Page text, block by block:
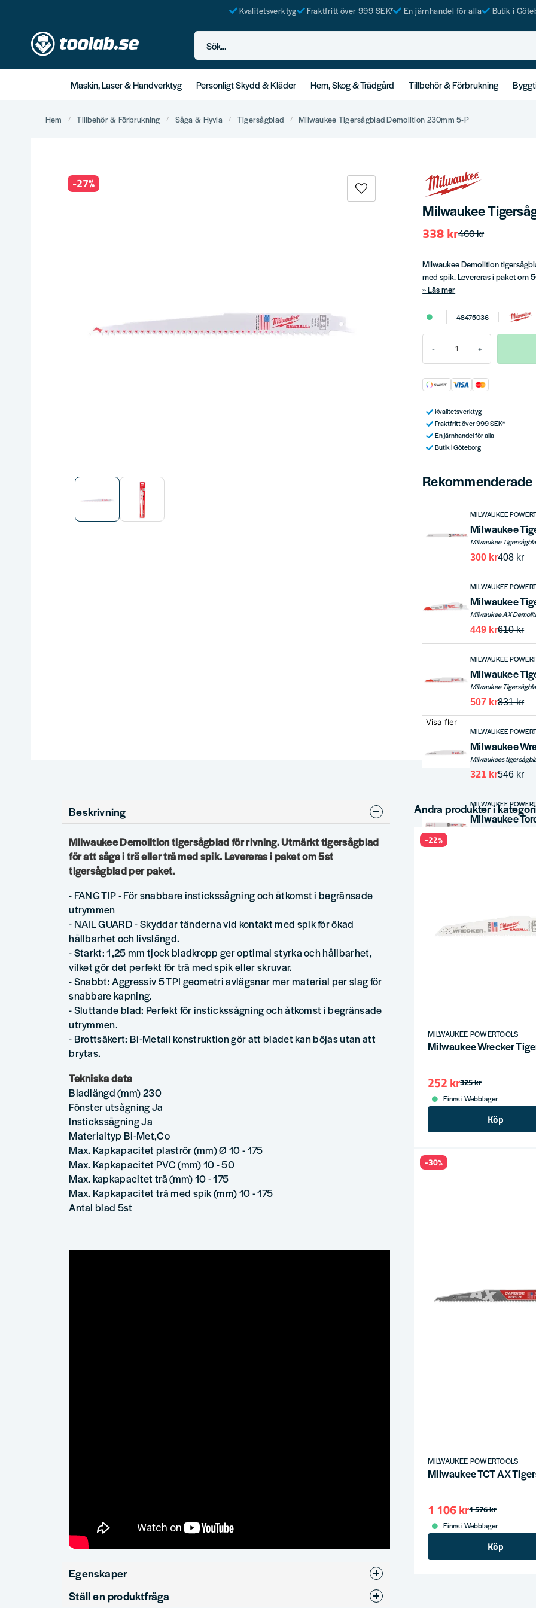
Kvalitetsverktyg Fraktfritt över 999 SEK* En järnhandel för alla Butik i
Sök...
Maskin, Laser & Handverktyg Personligt Skydd & Kläder Hem, Skog & Trädgård Tillbehör & Förbrukning
Hem Tillbehör & Förbrukning Såga & Hyvla Tigersågblad Milwaukee Tigersågblad Demolition 230mm 5-P
-27%
Milwaukee
460 kr
338 kr
Milwaukee Demolition
med spik. Levereras i paket om
Läs mer
48475036
- +
Kvalitetsverktyg
Fraktfritt över 999 SEK*
En järnhandel för alla
Butik i Göteborg
MILWAUKEE
Milwaukee
408 kr
300 kr
MILWAUKEE
Milwaukee
610 kr
449 kr
MILWAUKEE
Milwaukee
831 kr
507 kr
MILWAUKEE
Milwaukee
546 kr
321 kr
MILWAUKEE
495 kr
291 kr
Milwaukee
Milwaukee
MILWAUKEE
Visa fler
Beskrivning
Milwaukee Demolition tigersågblad för rivning. Utmärkt tigersågblad
för att såga i trä eller trä med spik. Levereras i paket om 5st
tigersågblad per paket.
- FANG TIP - För snabbare instickssågning och åtkomst i begränsade
utrymmen
- NAIL GUARD - Skyddar tänderna vid kontakt med spik för ökad
hållbarhet och livslängd.
- Starkt: 1,25 mm tjock bladkropp ger optimal styrka och hållbarhet,
vilket gör det perfekt för trä med spik eller skruvar.
- Snabbt: Aggressiv 5 TPI geometri avlägsnar mer material per slag för
snabbare kapning.
- Sluttande blad: Perfekt för instickssågning och åtkomst i begränsade
utrymmen.
- Brottsäkert: Bi-Metall konstruktion gör att bladet kan böjas utan att
brytas.
Tekniska data
Bladlängd (mm) 230
Fönster utsågning Ja
Instickssågning Ja
Materialtyp Bi-Met,Co
Max. Kapkapacitet plaströr (mm) Ø 10 - 175
Max. Kapkapacitet PVC (mm) 10 - 50
Max. kapkapacitet trä (mm) 10 - 175
Max. Kapkapacitet trä med spik (mm) 10 - 175
Antal blad 5st
Egenskaper
Material
Ställ en produktfråga
Andra produkter i
MILWAUKEE POWERTOOLS
Milwaukee Wrecker
325 kr
252 kr
Finns i Webblager
Köp
-22%
MILWAUKEE POWERTOOLS
Milwaukee TCT AX
1 576 kr
1 106 kr
Finns i Webblager
Köp
-30%